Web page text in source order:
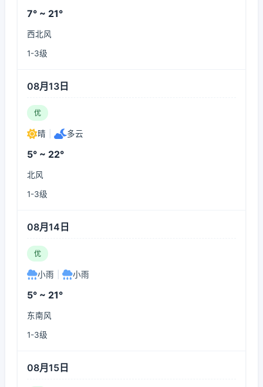
7° ~ 21°
西北风
1-3级
08月13日
优
晴 多云
5° ~ 22°
北风
1-3级
08月14日
优
小雨 小雨
5° ~ 21°
东南风
1-3级
08月15日